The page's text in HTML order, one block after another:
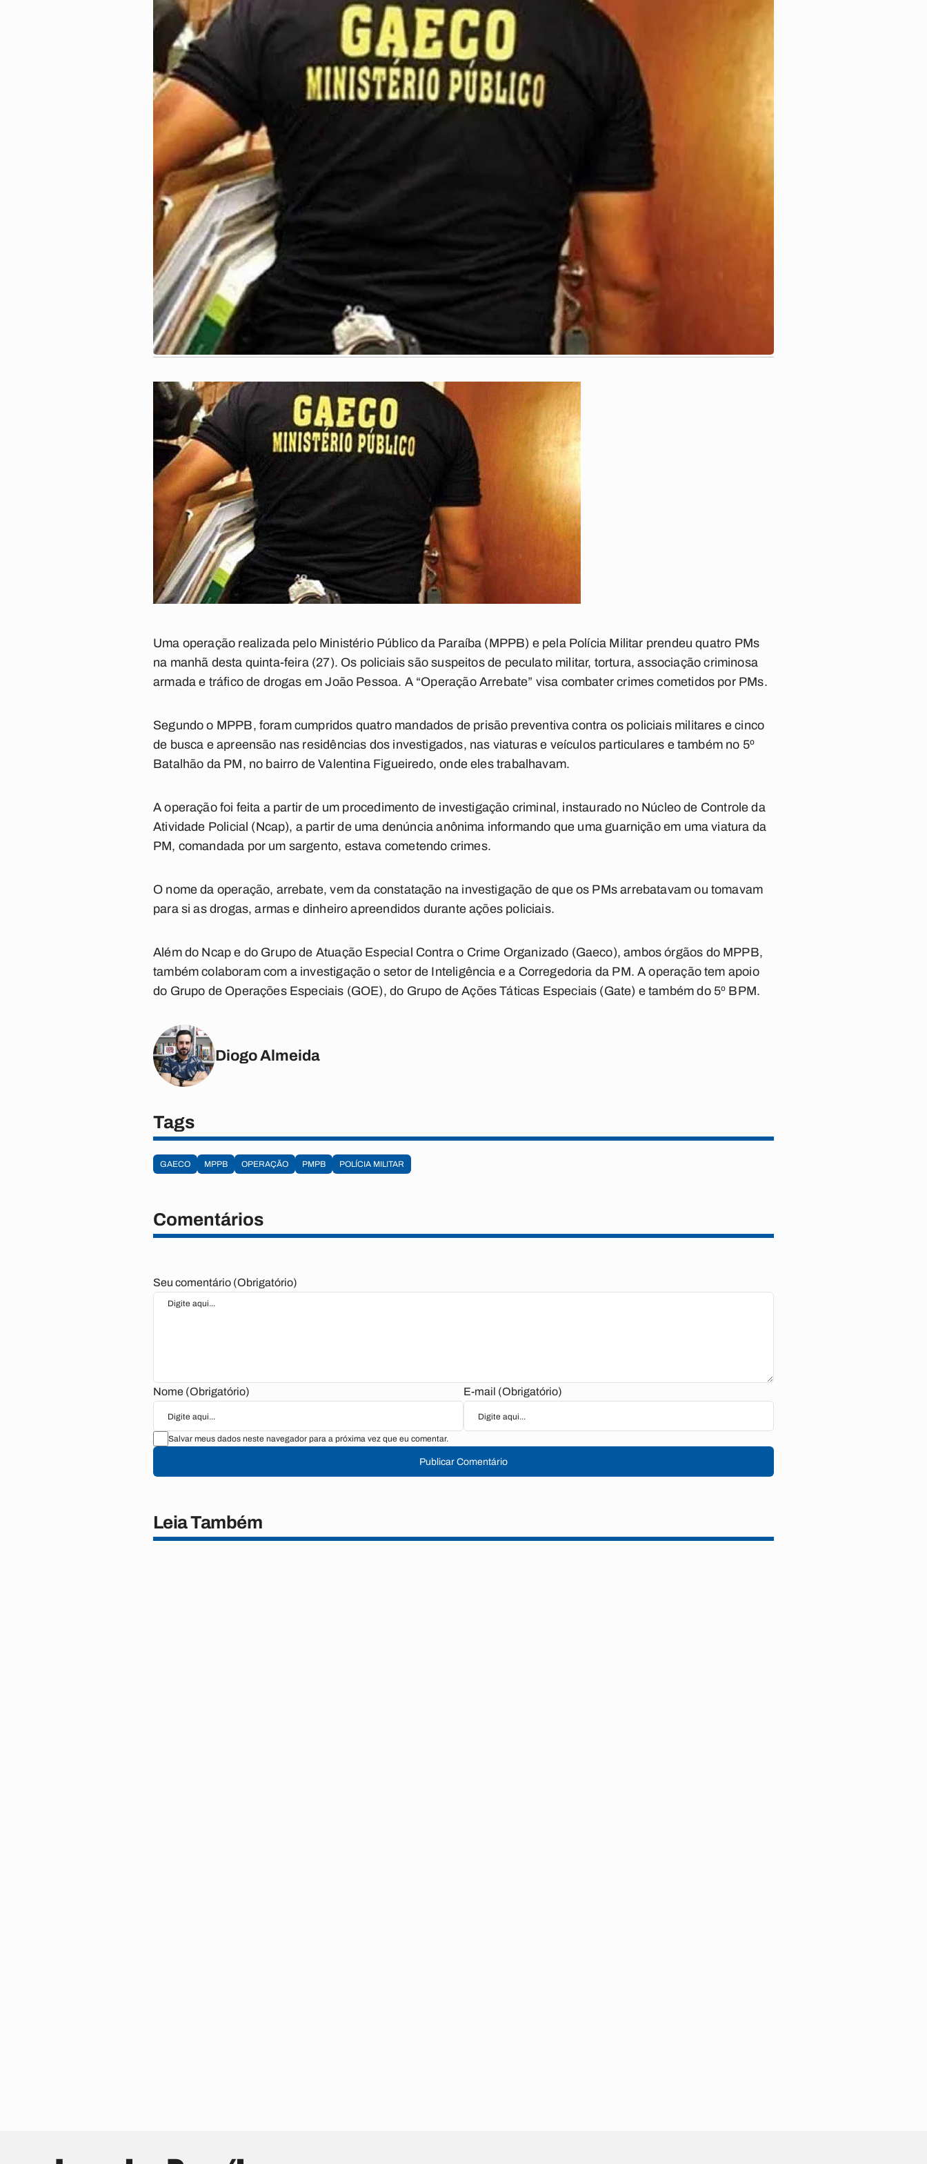
Uma operação realizada pelo Ministério Público da Paraíba (MPPB) e pela Polícia Militar prendeu quatro PMs
na manhã desta quinta-feira (27). Os policiais são suspeitos de peculato militar, tortura, associação criminosa
armada e tráfico de drogas em João Pessoa. A “Operação Arrebate” visa combater crimes cometidos por PMs.
Segundo o MPPB, foram cumpridos quatro mandados de prisão preventiva contra os policiais militares e cinco
de busca e apreensão nas residências dos investigados, nas viaturas e veículos particulares e também no 5º
Batalhão da PM, no bairro de Valentina Figueiredo, onde eles trabalhavam.
A operação foi feita a partir de um procedimento de investigação criminal, instaurado no Núcleo de Controle da
Atividade Policial (Ncap), a partir de uma denúncia anônima informando que uma guarnição em uma viatura da
PM, comandada por um sargento, estava cometendo crimes.
O nome da operação, arrebate, vem da constatação na investigação de que os PMs arrebatavam ou tomavam
para si as drogas, armas e dinheiro apreendidos durante ações policiais.
Além do Ncap e do Grupo de Atuação Especial Contra o Crime Organizado (Gaeco), ambos órgãos do MPPB,
também colaboram com a investigação o setor de Inteligência e a Corregedoria da PM. A operação tem apoio
do Grupo de Operações Especiais (GOE), do Grupo de Ações Táticas Especiais (Gate) e também do 5º BPM.
Diogo Almeida
Tags
GAECO MPPB OPERAÇÃO PMPB POLÍCIA MILITAR
Comentários
Seu comentário (Obrigatório)
Nome (Obrigatório) E-mail (Obrigatório)
Salvar meus dados neste navegador para a próxima vez que eu comentar.
Publicar Comentário
Leia Também